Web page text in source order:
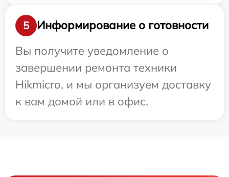
5
Информирование о готовности
Вы получите уведомление о
завершении ремонта техники
Hikmicro, и мы организуем доставку
к вам домой или в офис.